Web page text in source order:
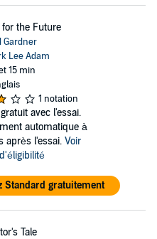
for the Future
Gardner
Lee Adam
15 min
1 notation
avec l'essai.
automatique à
après l'essai. Voir
Standard gratuitement
Tale